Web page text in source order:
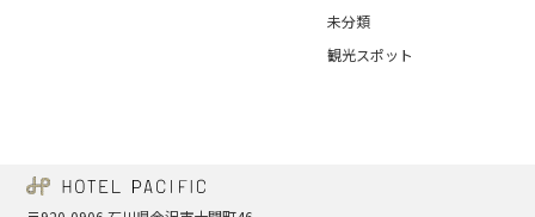
未分類
観光スポット